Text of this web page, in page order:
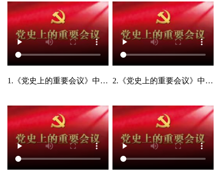
1.《党史上的重要会议》中国共产党第一次全国代表大会 2.《党史上的重要会议》中国共产党第二次全国代表大会